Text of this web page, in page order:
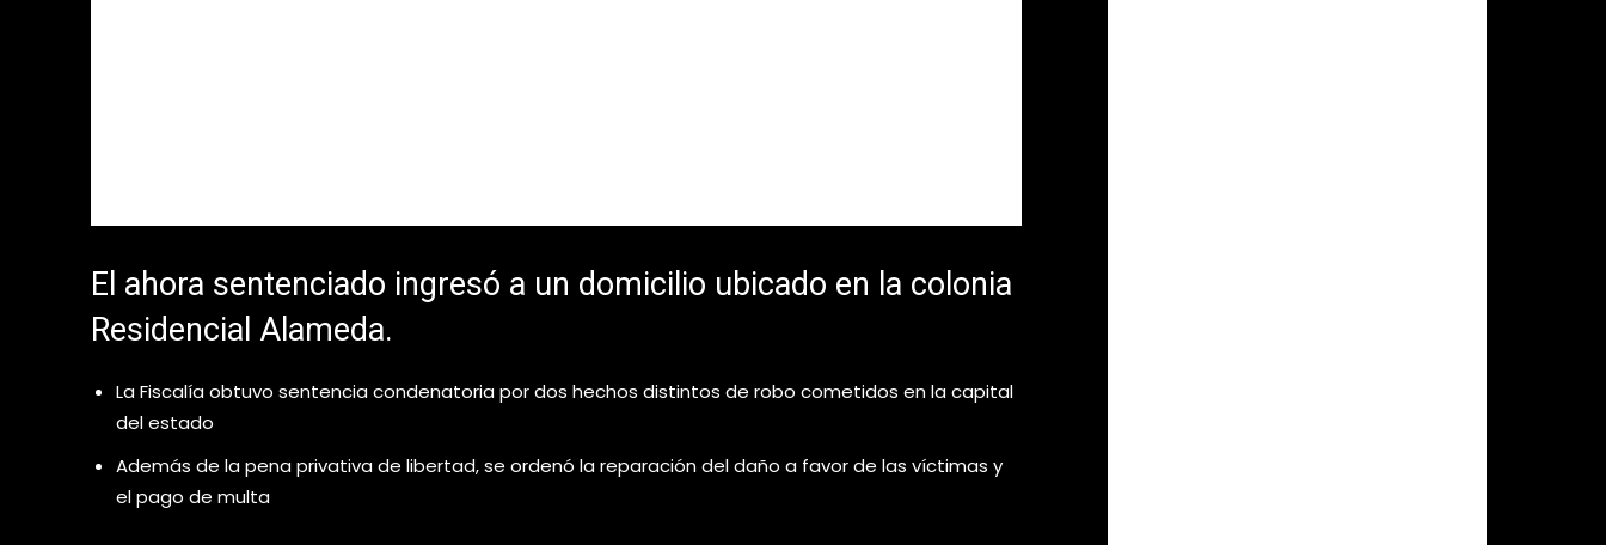
El ahora sentenciado ingresó a un domicilio ubicado en la colonia
Residencial Alameda.
La Fiscalía obtuvo sentencia condenatoria por dos hechos distintos de robo cometidos en la capital
del estado
Además de la pena privativa de libertad, se ordenó la reparación del daño a favor de las víctimas y
el pago de multa